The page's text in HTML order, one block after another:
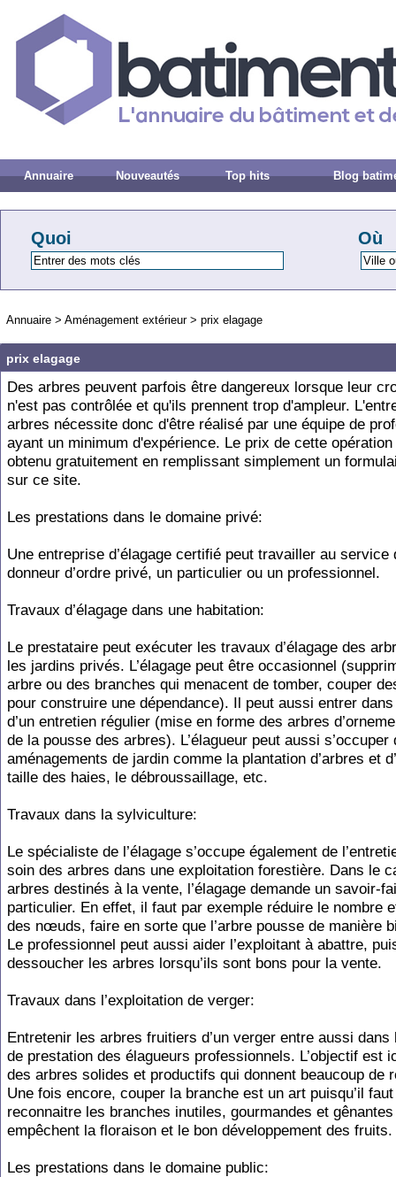
Annuaire Nouveautés Top hits Blog
Quoi Où
Annuaire > Aménagement extérieur> prix elagage
prix elagage
Des arbres peuvent parfois être dangereux lorsque leur
n'est pas contrôlée et qu'ils prennent trop d'ampleur.
arbres nécessite donc d'être réalisé par une équipe de
ayant un minimum d'expérience. Le prix de cette
obtenu gratuitement en remplissant simplement un
sur ce site.
Les prestations dans le domaine privé:
Une entreprise d’élagage certifié peut travailler au service
donneur d’ordre privé, un particulier ou un professionnel.
Travaux d’élagage dans une habitation:
Le prestataire peut exécuter les travaux d’élagage des
les jardins privés. L’élagage peut être occasionnel
arbre ou des branches qui menacent de tomber, couper
pour construire une dépendance). Il peut aussi entrer
d’un entretien régulier (mise en forme des arbres
de la pousse des arbres). L’élagueur peut aussi s’occuper
aménagements de jardin comme la plantation d’arbres et
taille des haies, le débroussaillage, etc.
Travaux dans la sylviculture:
Le spécialiste de l’élagage s’occupe également de
soin des arbres dans une exploitation forestière. Dans le
arbres destinés à la vente, l’élagage demande un savoir-
particulier. En effet, il faut par exemple réduire le nombre
des nœuds, faire en sorte que l’arbre pousse de manière
Le professionnel peut aussi aider l’exploitant à abattre,
dessoucher les arbres lorsqu’ils sont bons pour la vente.
Travaux dans l’exploitation de verger:
Entretenir les arbres fruitiers d’un verger entre aussi dans
de prestation des élagueurs professionnels. L’objectif est
des arbres solides et productifs qui donnent beaucoup de
Une fois encore, couper la branche est un art puisqu’il faut
reconnaitre les branches inutiles, gourmandes et
empêchent la floraison et le bon développement des fruits.
Les prestations dans le domaine public: